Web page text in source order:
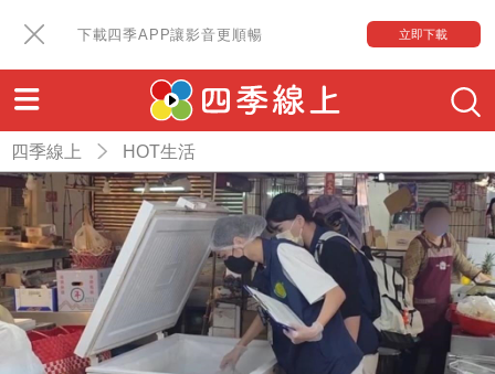
下載四季APP讓影音更順暢 立即下載
四季線上 HOT生活